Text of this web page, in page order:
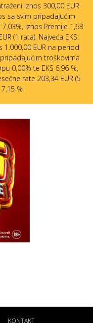
iznos 300,00 EUR
sa svim pripadajućim
iznos Premije 1,68
(1 rata). Najveća EKS:
1.000,00 EUR na period
troškovima
0,00% te EKS 6,96 %,
rate 203,34 EUR (5
%
KONTAKT